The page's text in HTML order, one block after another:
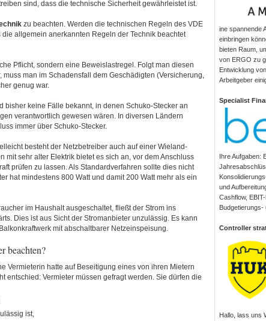
sind, dass die technische Sicherheit gewährleistet ist.
zu beachten. Werden die technischen Regeln des VDE
allgemein anerkannten Regeln der Technik beachtet
Pflicht, sondern eine Beweislastregel. Folgt man diesen
man im Schadensfall dem Geschädigten (Versicherung,
genug war.
bisher keine Fälle bekannt, in denen Schuko-Stecker an
verantwortlich gewesen wären. In diversen Ländern
immer über Schuko-Stecker.
besteht der Netzbetreiber auch auf einer Wieland-
mit sehr alter Elektrik bietet es sich an, vor dem Anschluss
prüfen zu lassen. Als Standardverfahren sollte dies nicht
hat mindestens 800 Watt und damit 200 Watt mehr als ein
im Haushalt ausgeschaltet, fließt der Strom ins
Dies ist aus Sicht der Stromanbieter unzulässig. Es kann
mit abschaltbarer Netzeinspeisung.
beachten?
Vermieterin hatte auf Beseitigung eines von ihren Mietern
entschied: Vermieter müssen gefragt werden. Sie dürfen die
ist,
ine spannende
einbringen
bieten Raum,
von ERGO zu
Entwicklung
Arbeitgeber
Specialist
Ihre Aufgaben:
und
Cashflow,
Controller
Hallo, lass uns